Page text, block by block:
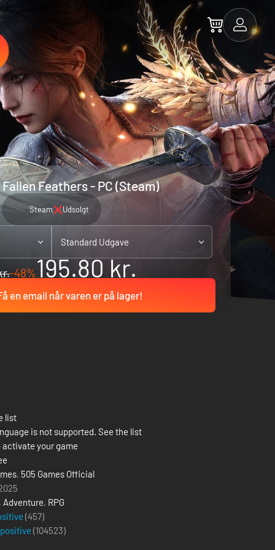
Feathers - PC (Steam)
Steam Udsolgt
Standard Udgave
-48%195.80 kr.
en email når varen er på lager!
list
is not supported. See the list
activate your game
, 505 Games Official
Adventure, RPG
(457)
(104523)